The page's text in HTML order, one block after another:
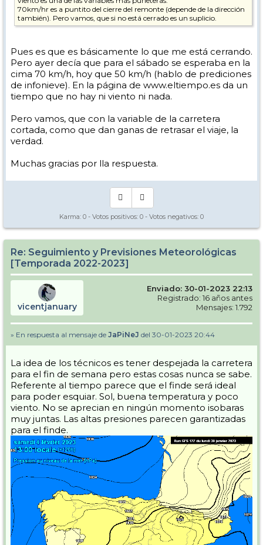
70km/hr es a puntito del cierre del remonte (depende de la dirección
también). Pero vamos, que si no está cerrado es un suplicio.
Pues es que es básicamente lo que me está cerrando.
Pero ayer decía que para el sábado se esperaba en la
cima 70 km/h, hoy que 50 km/h (hablo de prediciones
de infonieve). En la página de www.eltiempo.es da un
tiempo que no hay ni viento ni nada.
Pero vamos, que con la variable de la carretera
cortada, como que dan ganas de retrasar el viaje, la
verdad.
Muchas gracias por lla respuesta.
Karma: 0 - Votos positivos: 0 - Votos negativos: 0
Re: Seguimiento y Previsiones Meteorológicas
[Temporada 2022-2023]
vicentjanuary
Enviado: 30-01-2023 22:13
Registrado: 16 años antes
Mensajes: 1.792
» En respuesta al mensaje de JaPiNeJ del 30-01-2023 20:44
La idea de los técnicos es tener despejada la carretera
para el fin de semana pero estas cosas nunca se sabe.
Referente al tiempo parece que el finde será ideal
para poder esquiar. Sol, buena temperatura y poco
viento. No se aprecian en ningún momento isobaras
muy juntas. Las altas presiones parecen garantizadas
para el finde.